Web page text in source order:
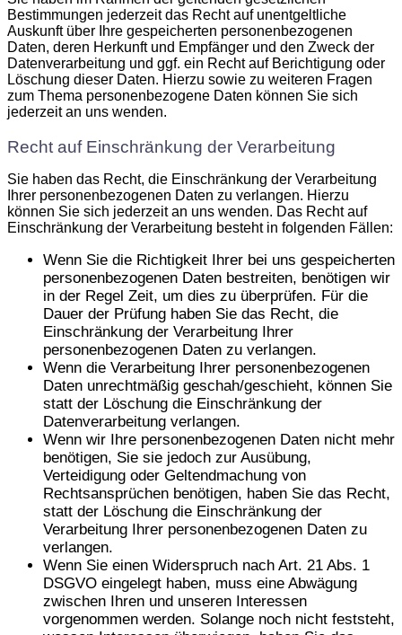
Bestimmungen jederzeit das Recht auf unentgeltliche
Auskunft über Ihre gespeicherten personenbezogenen
Daten, deren Herkunft und Empfänger und den Zweck der
Datenverarbeitung und ggf. ein Recht auf Berichtigung oder
Löschung dieser Daten. Hierzu sowie zu weiteren Fragen
zum Thema personenbezogene Daten können Sie sich
jederzeit an uns wenden.
Recht auf Einschränkung der Verarbeitung
Sie haben das Recht, die Einschränkung der Verarbeitung
Ihrer personenbezogenen Daten zu verlangen. Hierzu
können Sie sich jederzeit an uns wenden. Das Recht auf
Einschränkung der Verarbeitung besteht in folgenden Fällen:
Wenn Sie die Richtigkeit Ihrer bei uns gespeicherten
personenbezogenen Daten bestreiten, benötigen wir
in der Regel Zeit, um dies zu überprüfen. Für die
Dauer der Prüfung haben Sie das Recht, die
Einschränkung der Verarbeitung Ihrer
personenbezogenen Daten zu verlangen.
Wenn die Verarbeitung Ihrer personenbezogenen
Daten unrechtmäßig geschah/geschieht, können Sie
statt der Löschung die Einschränkung der
Datenverarbeitung verlangen.
Wenn wir Ihre personenbezogenen Daten nicht mehr
benötigen, Sie sie jedoch zur Ausübung,
Verteidigung oder Geltendmachung von
Rechtsansprüchen benötigen, haben Sie das Recht,
statt der Löschung die Einschränkung der
Verarbeitung Ihrer personenbezogenen Daten zu
verlangen.
Wenn Sie einen Widerspruch nach Art. 21 Abs. 1
DSGVO eingelegt haben, muss eine Abwägung
zwischen Ihren und unseren Interessen
vorgenommen werden. Solange noch nicht feststeht,